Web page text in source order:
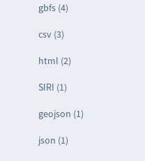
gbfs (4)
csv (3)
html (2)
SIRI (1)
geojson (1)
json (1)